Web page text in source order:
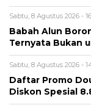
Sabtu, 8 Agustus 2026 -
Babah Alun
Ternyata Bukan
Sabtu, 8 Agustus 2026 -
Daftar Promo
Diskon Spesial